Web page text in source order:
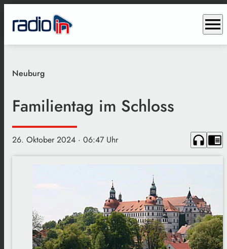
menu
Neuburg
Familientag im Schloss
26. Oktober 2024 · 06:47 Uhr headphones chrome_reader_mode